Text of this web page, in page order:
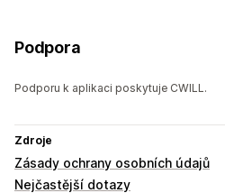
Podpora
Podporu k aplikaci poskytuje CWILL.
Zdroje
Zásady ochrany osobních údajů
Nejčastější dotazy